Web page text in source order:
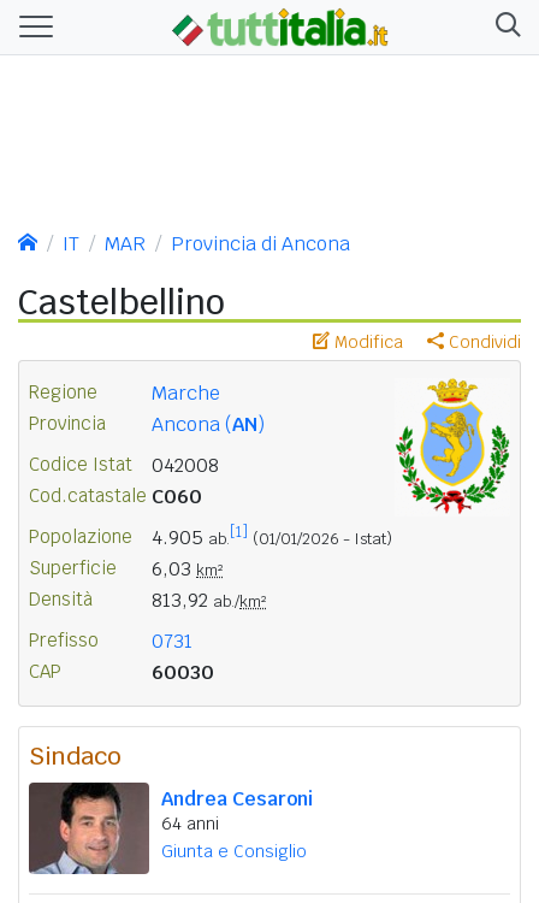
IT MAR Provincia di Ancona
Castelbellino
Modifica Condividi
Regione Marche
Provincia Ancona (AN)
Codice Istat 042008
Cod.catastale C060
Popolazione 4.905 ab. [1] (01/01/2026 - Istat)
Superficie 6,03 km²
Densità 813,92 ab./km²
Prefisso 0731
CAP 60030
Sindaco
Andrea Cesaroni
64 anni
Giunta e Consiglio